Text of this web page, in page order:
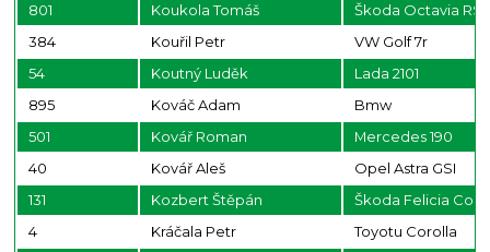
801
Koukola Tomáš
Škoda Octavia RS
384
Kouřil Petr
VW Golf 7r
54
Koutný Luděk
Lada 2101
895
Kováč Adam
Bmw
501
Kovář Roman
Mercedes 190
40
Kovář Aleš
Opel Astra GSI
131
Kozbert Štěpán
Škoda Felicia
4
Kráčala Petr
Toyotu Corolla